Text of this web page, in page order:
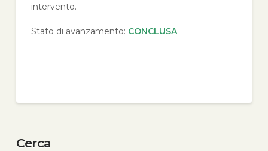
intervento.
Stato di avanzamento: CONCLUSA
Cerca